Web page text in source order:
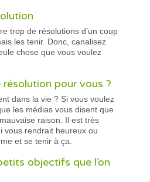
trop de résolutions d’un coup
les tenir. Donc, canalisez
chose que vous voulez
pour vous ?
dans la vie ? Si vous voulez
les médias vous disent que
raison. Il est très
vous rendrait heureux ou
et se tenir à ça.
objectifs que l’on